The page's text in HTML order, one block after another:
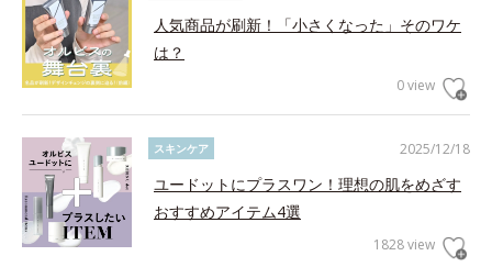
人気商品が刷新！「小さくなった」そのワケ
は？
0 view
2025/12/18
スキンケア
ユードットにプラスワン！理想の肌をめざす
おすすめアイテム4選
1828 view